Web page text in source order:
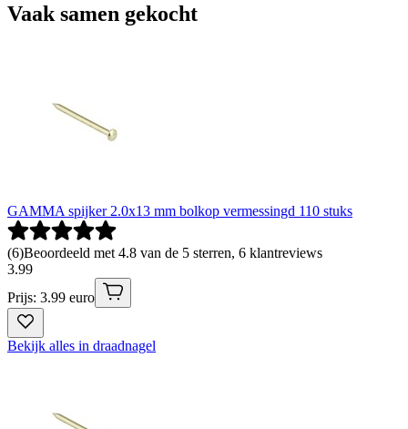
Vaak samen gekocht
GAMMA spijker 2.0x13 mm bolkop vermessingd 110 stuks
(6)Beoordeeld met 4.8 van de 5 sterren, 6 klantreviews
3.99
Prijs: 3.99 euro
Bekijk alles in draadnagel